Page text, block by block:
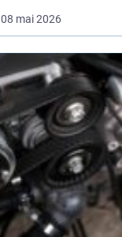
samtidig som lakken
velger folie for å gi
et mer eksklusivt
mens andre ser mest
fordelene med øk...
08 mai 2026